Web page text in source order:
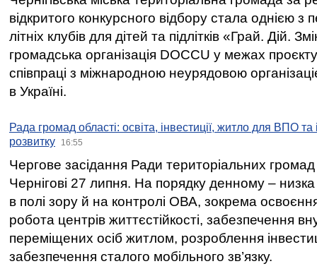
відкритого конкурсного відбору стала однією
літніх клубів для дітей та підлітків «Грай. Дій.
громадська організація DOCCU у межах
співпраці з міжнародною неурядовою
в Україні.
Рада громад області: освіта, інвестиції, житло для ВПО
розвитку
16:55
Чергове засідання Ради територіальних громад
Чернігові 27 липня. На порядку денному –
в полі зору й на контролі ОВА, зокрема освоєння
робота центрів життєстійкості, забезпечення
переміщених осіб житлом, розроблення
забезпечення сталого мобільного зв’язку.